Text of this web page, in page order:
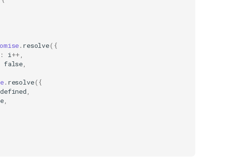
. resolve({
: i++,
false,
. resolve({
,
,